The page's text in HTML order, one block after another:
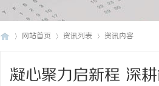
网站首页 资讯列表 资讯内容
凝心聚力启新程 深